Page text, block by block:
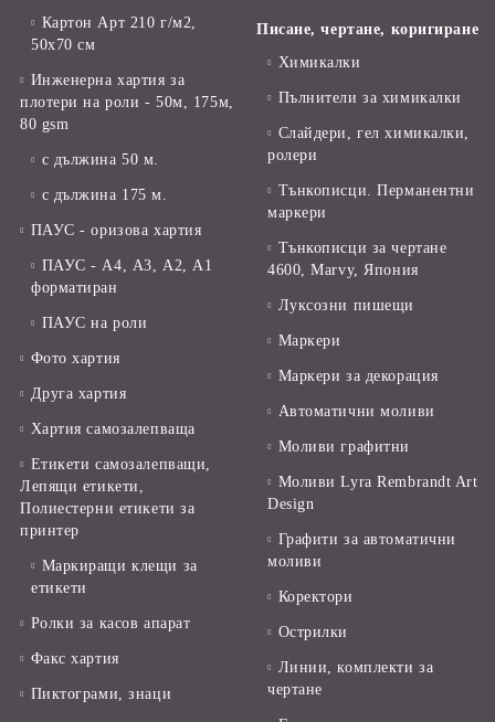
Картон Арт 210 г/м2,
50х70 см
Инженерна хартия за
плотери на роли - 50м, 175м,
80 gsm
с дължина 50 м.
с дължина 175 м.
ПАУС - оризова хартия
ПАУС - А4, А3, А2, А1
форматиран
ПАУС на роли
Фото хартия
Друга хартия
Хартия самозалепваща
Етикети самозалепващи,
Лепящи етикети,
Полиестерни етикети за
принтер
Маркиращи клещи за
етикети
Ролки за касов апарат
Факс хартия
Пиктограми, знаци
Писане, чертане, коригиране
Химикалки
Пълнители за химикалки
Слайдери, гел химикалки,
ролери
Тънкописци. Перманентни
маркери
Тънкописци за чертане
4600, Marvy, Япония
Луксозни пишещи
Маркери
Маркери за декорация
Автоматични моливи
Моливи графитни
Моливи Lyra Rembrandt Art
Design
Графити за автоматични
моливи
Коректори
Острилки
Линии, комплекти за
чертане